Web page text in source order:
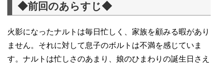
◆前回のあらすじ◆
火影になったナルトは毎日忙しく、家族を顧みる暇があり
ません。それに対して息子のボルトは不満を感じていま
す。ナルトは忙しさのあまり、娘のひまわりの誕生日さえ